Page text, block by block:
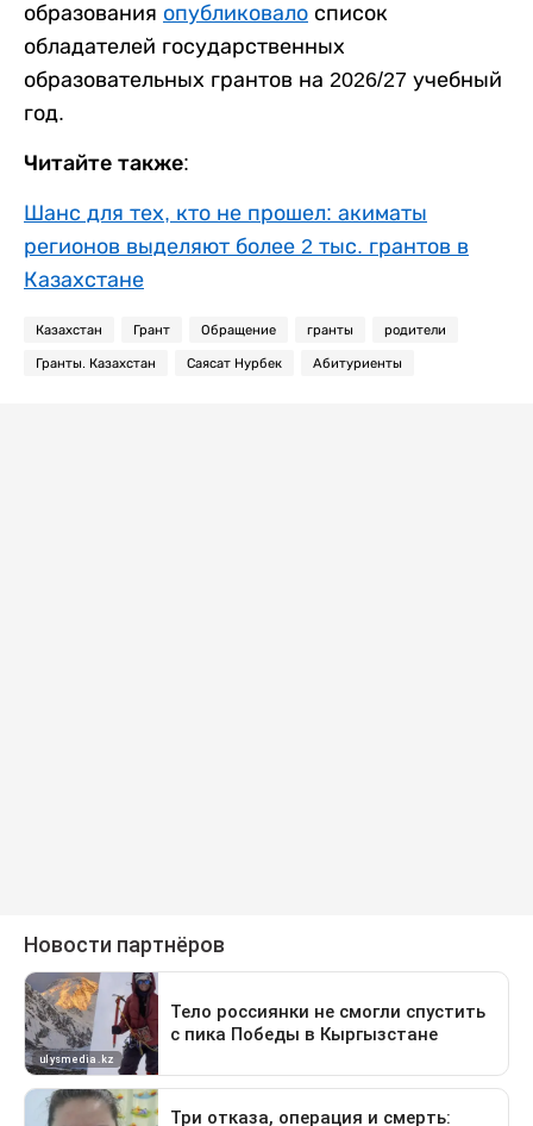
образования опубликовало список
обладателей государственных
образовательных грантов на 2026/27 учебный
год.
Читайте также:
Шанс для тех, кто не прошел: акиматы
регионов выделяют более 2 тыс. грантов в
Казахстане
Казахстан Грант Обращение гранты родители
Гранты. Казахстан Саясат Нурбек Абитуриенты